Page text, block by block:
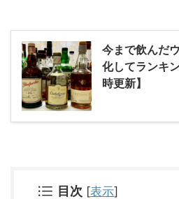
今まで飲んだ
化してランキ
時更新】
目次 [表示]